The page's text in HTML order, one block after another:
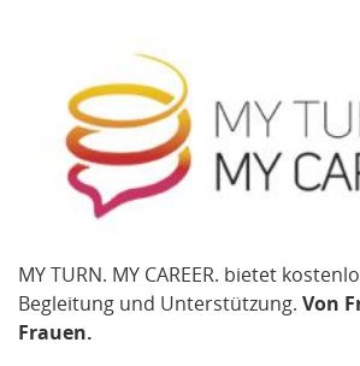
MY TURN. MY CAREER. bietet
Begleitung und Unterstützung. Von
Frauen.